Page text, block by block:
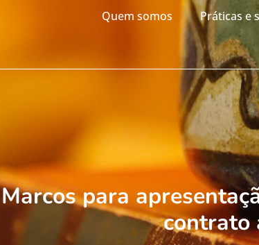
Quem somos Práticas e
Marcos para
contrato